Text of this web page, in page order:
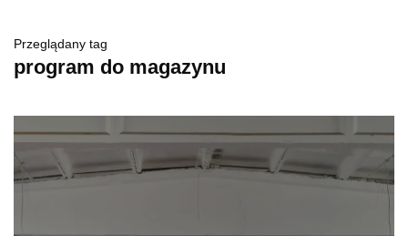
Przeglądany tag
program do magazynu